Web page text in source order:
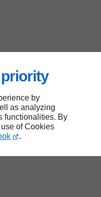
by
as analyzing
functionalities. By
of Cookies
.